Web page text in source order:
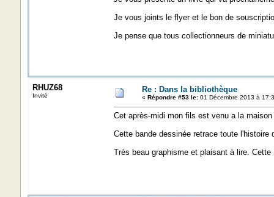
Je vous joints le flyer et le bon de
Je pense que tous collectionneurs de
RHUZ68
Invité
Re : Dans la bibliothèque
« Répondre #53 le:01 Décembre 2013 à
Cet après-midi mon fils est venu a la
Cette bande dessinée retrace toute l'histoire
Très beau graphisme et plaisant à lire.